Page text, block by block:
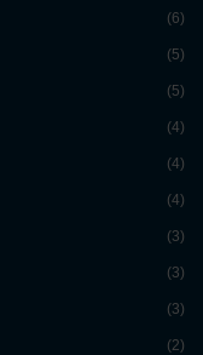
(6)
(5)
(5)
(4)
(4)
(4)
(3)
(3)
(3)
(2)